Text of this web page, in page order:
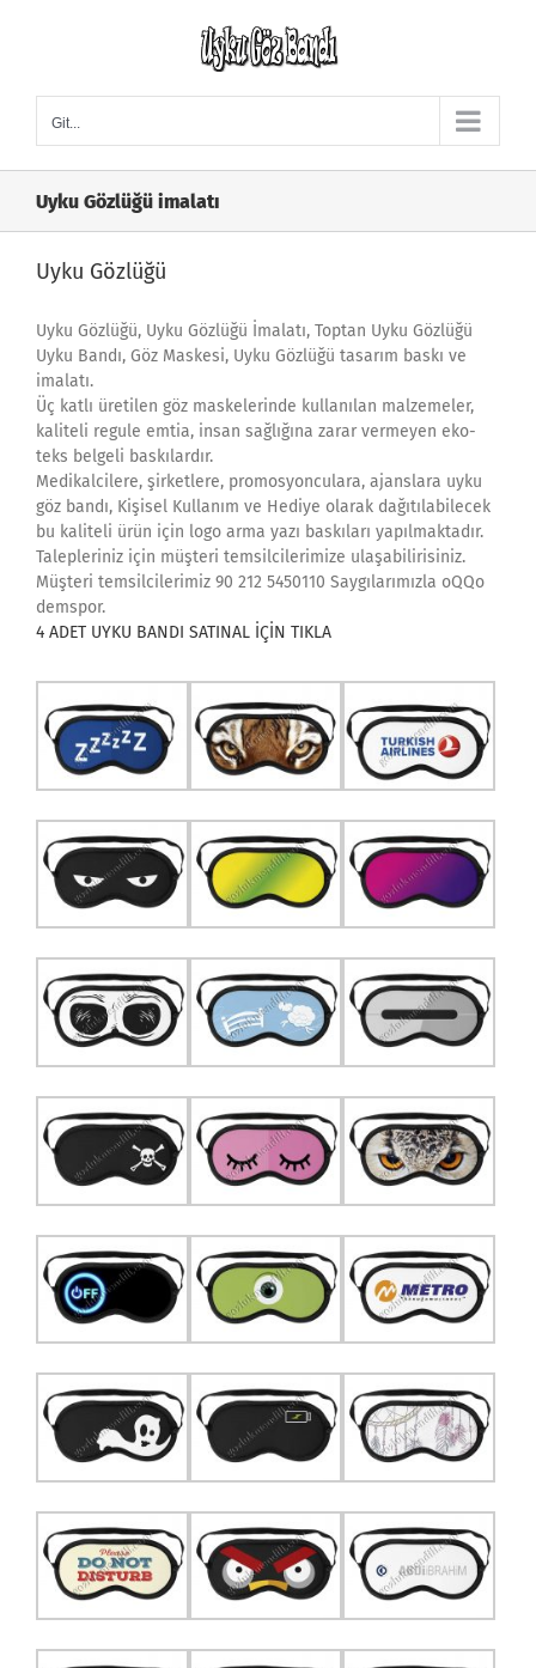
Git...
Uyku Gözlüğü imalatı
Uyku Gözlüğü
Uyku Gözlüğü, Uyku Gözlüğü İmalatı, Toptan Uyku Gözlüğü
Uyku Bandı, Göz Maskesi, Uyku Gözlüğü tasarım baskı ve
imalatı.
Üç katlı üretilen göz maskelerinde kullanılan malzemeler,
kaliteli regule emtia, insan sağlığına zarar vermeyen eko-
teks belgeli baskılardır.
Medikalcilere, şirketlere, promosyonculara, ajanslara uyku
göz bandı, Kişisel Kullanım ve Hediye olarak dağıtılabilecek
bu kaliteli ürün için logo arma yazı baskıları yapılmaktadır.
Talepleriniz için müşteri temsilcilerimize ulaşabilirisiniz.
Müşteri temsilcilerimiz 90 212 5450110 Saygılarımızla oQQo
demspor.
4 ADET UYKU BANDI SATINAL İÇİN TIKLA